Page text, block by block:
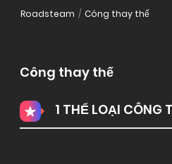
Roadsteam Công thay thế
Công thay thế
1 THỂ LOẠI CÔNG